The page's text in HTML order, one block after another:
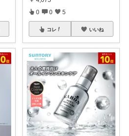
0 0 5
コレ いいね